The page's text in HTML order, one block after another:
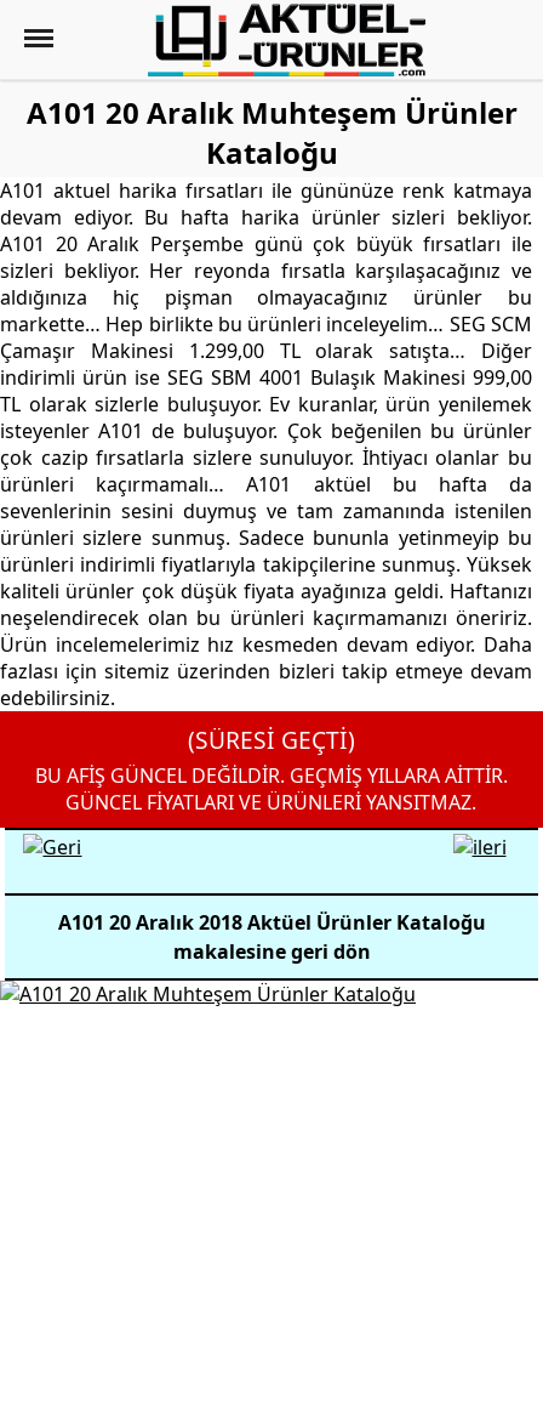
A101 20 Aralık Muhteşem Ürünler
Kataloğu
A101 aktuel harika fırsatları ile gününüze renk katmaya
devam ediyor. Bu hafta harika ürünler sizleri bekliyor.
A101 20 Aralık Perşembe günü çok büyük fırsatları ile
sizleri bekliyor. Her reyonda fırsatla karşılaşacağınız ve
aldığınıza hiç pişman olmayacağınız ürünler bu
markette… Hep birlikte bu ürünleri inceleyelim… SEG SCM
Çamaşır Makinesi 1.299,00 TL olarak satışta… Diğer
indirimli ürün ise SEG SBM 4001 Bulaşık Makinesi 999,00
TL olarak sizlerle buluşuyor. Ev kuranlar, ürün yenilemek
isteyenler A101 de buluşuyor. Çok beğenilen bu ürünler
çok cazip fırsatlarla sizlere sunuluyor. İhtiyacı olanlar bu
ürünleri kaçırmamalı… A101 aktüel bu hafta da
sevenlerinin sesini duymuş ve tam zamanında istenilen
ürünleri sizlere sunmuş. Sadece bununla yetinmeyip bu
ürünleri indirimli fiyatlarıyla takipçilerine sunmuş. Yüksek
kaliteli ürünler çok düşük fiyata ayağınıza geldi. Haftanızı
neşelendirecek olan bu ürünleri kaçırmamanızı öneririz.
Ürün incelemelerimiz hız kesmeden devam ediyor. Daha
fazlası için sitemiz üzerinden bizleri takip etmeye devam
edebilirsiniz.
(SÜRESİ GEÇTİ)
BU AFİŞ GÜNCEL DEĞİLDİR. GEÇMİŞ YILLARA AİTTİR.
GÜNCEL FİYATLARI VE ÜRÜNLERİ YANSITMAZ.
A101 20 Aralık 2018 Aktüel Ürünler Kataloğu
makalesine geri dön